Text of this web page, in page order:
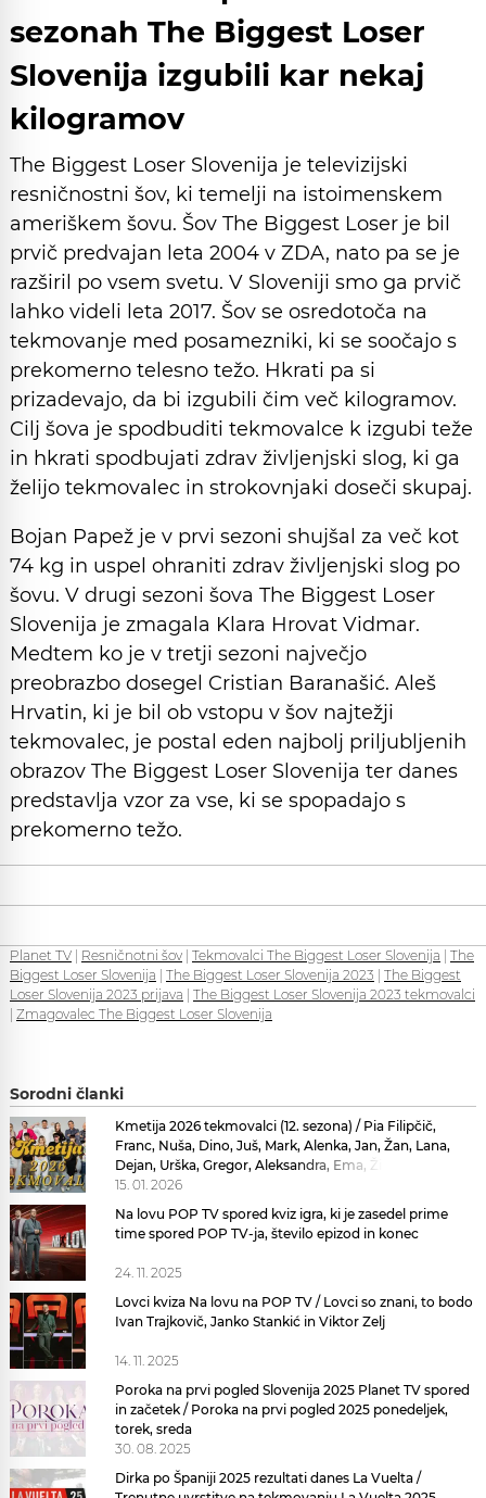
sezonah The Biggest Loser
Slovenija izgubili kar nekaj
kilogramov
The Biggest Loser Slovenija je televizijski
resničnostni šov, ki temelji na istoimenskem
ameriškem šovu. Šov The Biggest Loser je bil
prvič predvajan leta 2004 v ZDA, nato pa se je
razširil po vsem svetu. V Sloveniji smo ga prvič
lahko videli leta 2017. Šov se osredotoča na
tekmovanje med posamezniki, ki se soočajo s
prekomerno telesno težo. Hkrati pa si
prizadevajo, da bi izgubili čim več kilogramov.
Cilj šova je spodbuditi tekmovalce k izgubi teže
in hkrati spodbujati zdrav življenjski slog, ki ga
želijo tekmovalec in strokovnjaki doseči skupaj.
Bojan Papež je v prvi sezoni shujšal za več kot
74 kg in uspel ohraniti zdrav življenjski slog po
šovu. V drugi sezoni šova The Biggest Loser
Slovenija je zmagala Klara Hrovat Vidmar.
Medtem ko je v tretji sezoni največjo
preobrazbo dosegel Cristian Baranašić. Aleš
Hrvatin, ki je bil ob vstopu v šov najtežji
tekmovalec, je postal eden najbolj priljubljenih
obrazov The Biggest Loser Slovenija ter danes
predstavlja vzor za vse, ki se spopadajo s
prekomerno težo.
Planet TV Resničnotni šov Tekmovalci The Biggest Loser Slovenija
The
Biggest Loser Slovenija
The Biggest Loser Slovenija 2023
The Biggest
Loser Slovenija 2023 prijava
The Biggest Loser Slovenija 2023 tekmovalci
Zmagovalec The Biggest Loser Slovenija
Sorodni članki
Kmetija 2026 tekmovalci (12. sezona) / Pia Filipčič,
Franc, Nuša, Dino, Juš, Mark, Alenka, Jan, Žan, Lana,
Dejan, Urška, Gregor, Aleksandra, Ema, Žiga, La Toya,
Carmen in Igor
15. 01. 2026
Na lovu POP TV spored kviz igra, ki je zasedel prime
time spored POP TV-ja, število epizod in konec
24. 11. 2025
Lovci kviza Na lovu na POP TV / Lovci so znani, to bodo
Ivan Trajkovič, Janko Stankić in Viktor Zelj
14. 11. 2025
Poroka na prvi pogled Slovenija 2025 Planet TV spored
in začetek / Poroka na prvi pogled 2025 ponedeljek,
torek, sreda
30. 08. 2025
Dirka po Španiji 2025 rezultati danes La Vuelta /